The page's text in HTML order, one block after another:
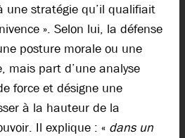
une stratégie qu’il qualifiait
». Selon lui, la défense
posture morale ou une
mais part d’une analyse
force et désigne une
à la hauteur de la
Il explique : « dans un